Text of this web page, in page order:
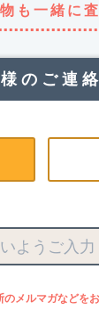
も一緒に
のご連